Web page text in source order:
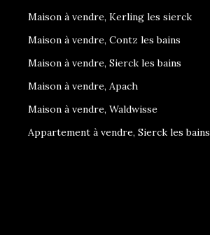
Maison à vendre, Kerling les sierck
Maison à vendre, Contz les bains
Maison à vendre, Sierck les bains
Maison à vendre, Apach
Maison à vendre, Waldwisse
Appartement à vendre, Sierck les bains